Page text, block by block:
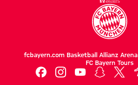
fcbayern.com Basketball Allianz Arena
FC Bayern Tours